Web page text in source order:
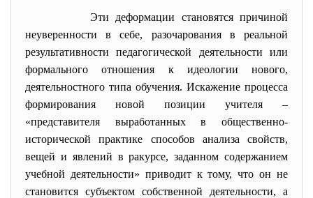
Эти деформации становятся причиной
неуверенности в себе, разочарования в реальной
результативности педагогической деятельности или
формального отношения к идеологии нового,
деятельностного типа обучения. Искажение процесса
формирования новой позиции учителя –
«представителя выработанных в общественно-
исторической практике способов анализа свойств,
вещей и явлений в ракурсе, заданном содержанием
учебной деятельности» приводит к тому, что он не
становится субъектом собственной деятельности, а